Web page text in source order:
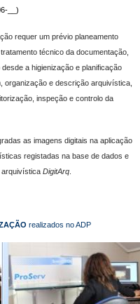
__)
requer um prévio planeamento
técnico da documentação,
a higienização e planificação
organização e descrição arquivística,
inspeção e controlo da
as imagens digitais na aplicação
registadas na base de dados e
DigitArq
realizados no ADP